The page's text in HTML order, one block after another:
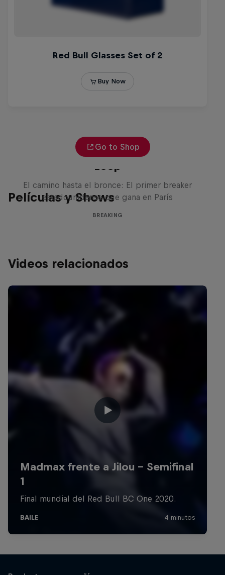
Go to Shop
Películas y Shows
Victor Montalvo: Breaking the
Loop
El camino hasta el bronce: El primer breaker
estadounidense que gana en París
BREAKING
Videos relacionados